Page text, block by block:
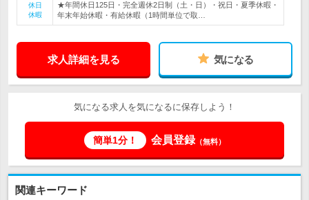
休日
休暇
★年間休日125日・完全週休2日制（土・日）・祝日・夏季休暇・
年末年始休暇・有給休暇（1時間単位で取…
求人詳細を見る 気になる
気になる求人を気になるに保存しよう！
簡単1分！ 会員登録（無料）
関連キーワード